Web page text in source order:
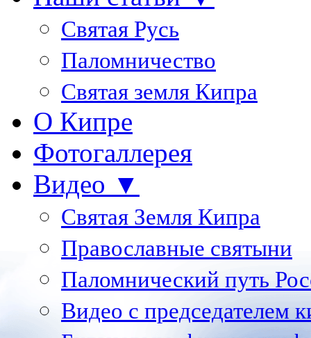
Святая Русь
Паломничество
Святая земля Кипра
О Кипре
Фотогаллерея
Видео ▼
Святая Земля Кипра
Православные святыни
Паломнический путь
Видео с председателем